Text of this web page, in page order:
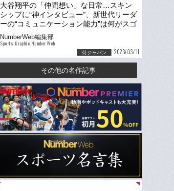
大谷翔平の「仲間想い」な日常…スキン
シップに“神インタビュー”、新世代リーダ
ーの“コミュニケーション能力”は何がスゴ
い？ ヌートバーらの証言
NumberWeb編集部
Sports Graphic Number Web
侍ジャパン 2023/03/11
その他の名作記事